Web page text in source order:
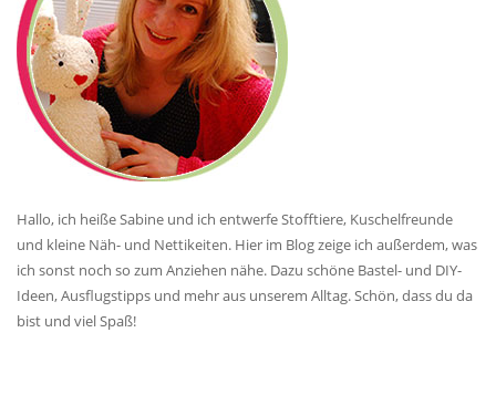
Hallo, ich heiße Sabine und ich entwerfe Stofftiere, Kuschelfreunde
und kleine Näh- und Nettikeiten. Hier im Blog zeige ich außerdem, was
ich sonst noch so zum Anziehen nähe. Dazu schöne Bastel- und DIY-
Ideen, Ausflugstipps und mehr aus unserem Alltag. Schön, dass du da
bist und viel Spaß!